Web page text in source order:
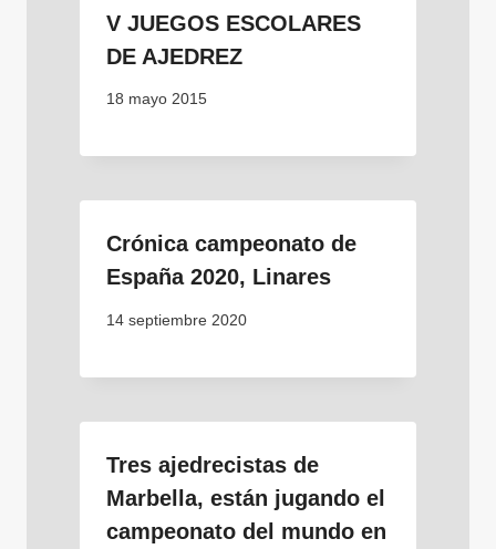
V JUEGOS ESCOLARES
DE AJEDREZ
18 mayo 2015
Crónica campeonato de
España 2020, Linares
14 septiembre 2020
Tres ajedrecistas de
Marbella, están jugando el
campeonato del mundo en